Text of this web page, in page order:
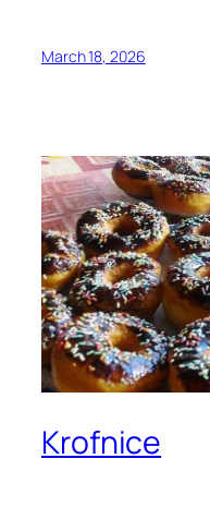
March 18, 2026
Krofnice